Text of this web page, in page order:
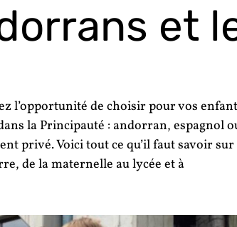
et
l’opportunité de choisir pour vos
la Principauté : andorran, espagnol
privé. Voici tout ce qu’il faut savoir sur
de la maternelle au lycée et à